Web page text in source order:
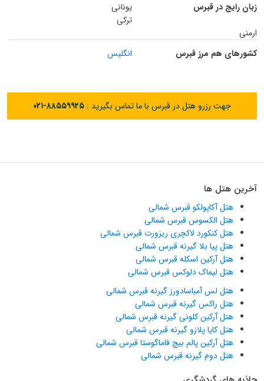
زبان رایج در قبرس
یونانی
ترکی
ارمنی
کشورهای هم مرز قبرس
انگلیس
جهت رزرو هتل در قبرس با ما تماس بگیرید : ۰۲۱-۸۸۵۵۹۹۲۵
آخرین هتل ها
هتل آکاپولکو قبرس شمالی
هتل الکسوس قبرس شمالی
هتل کنکورد لاکچری ریزورت قبرس شمالی
هتل پیا بلا گیرنه قبرس شمالی
هتل آرکین اسکله قبرس شمالی
هتل لیماک دلوکس قبرس شمالی
هتل لس آمباسادورز گیرنه قبرس شمالی
هتل راکس گیرنه قبرس شمالی
هتل آرکین کلونی گیرنه قبرس شمالی
هتل کایا پلازو گیرنه قبرس شمالی
هتل آرکین پالم بیچ فاماگوستا قبرس شمالی
هتل دوم گیرنه قبرس شمالی